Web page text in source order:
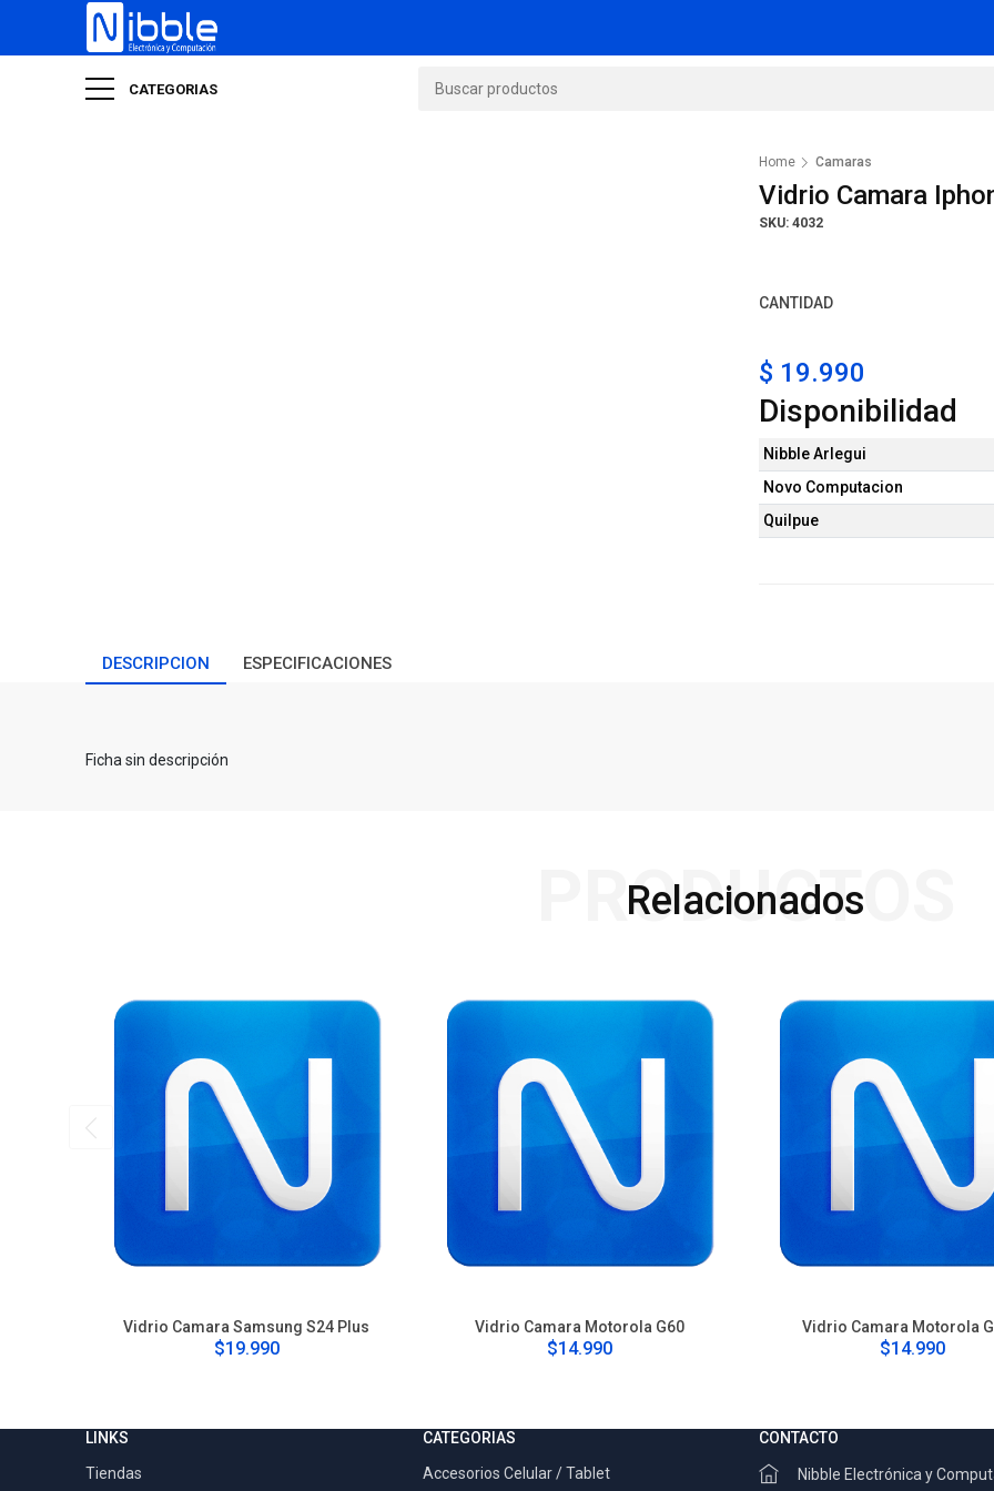
CATEGORIAS
Home Camaras
Vidrio Camara
SKU: 4032
CANTIDAD
$ 19.990
Disponibilidad
Nibble Arlegui
Novo Computacion
Quilpue
DESCRIPCION ESPECIFICACIONES
Ficha sin descripción
Relacionados
PRODUCTOS
Vidrio Camara Samsung S24 Plus
$19.990
Vidrio Camara Motorola G60
$14.990
Vidrio Camara Motorola
$14.990
LINKS
Tiendas
CATEGORIAS
Accesorios Celular / Tablet
CONTACTO
Nibble Electrónica y